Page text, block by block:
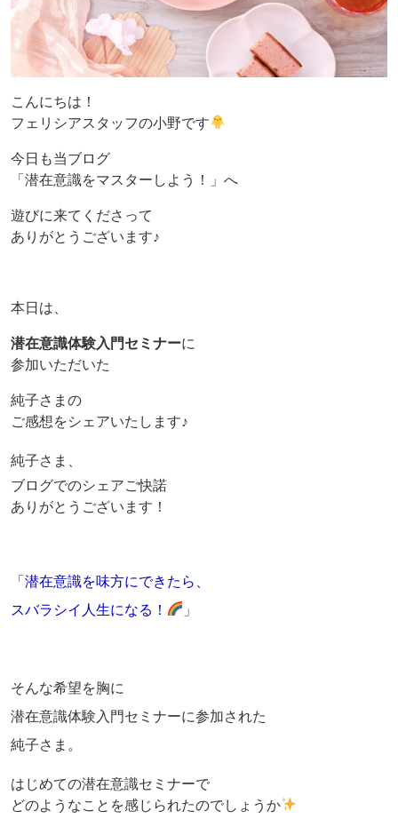
こんにちは！
フェリシアスタッフの小野です
今日も当ブログ
「潜在意識をマスターしよう！」へ
遊びに来てくださって
ありがとうございます♪
本日は、
潜在意識体験入門セミナーに
参加いただいた
純子さまの
ご感想をシェアいたします♪
純子さま、
ブログでのシェアご快諾
ありがとうございます！
「 潜在意識を味方にできたら、
スバラシイ人生になる！
」
そんな希望を胸に
潜在意識体験入門セミナーに参加された
純子さま。
はじめての潜在意識セミナーで
どのようなことを感じられたのでしょうか